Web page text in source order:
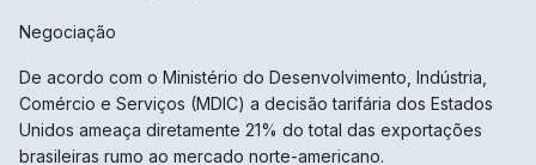
Negociação
De acordo com o Ministério do Desenvolvimento, Indústria,
Comércio e Serviços (MDIC) a decisão tarifária dos Estados
Unidos ameaça diretamente 21% do total das exportações
brasileiras rumo ao mercado norte-americano.